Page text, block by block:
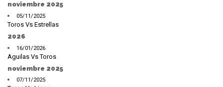
noviembre 2025
05/11/2025
Toros Vs Estrellas
2026
16/01/2026
Aguilas Vs Toros
noviembre 2025
07/11/2025